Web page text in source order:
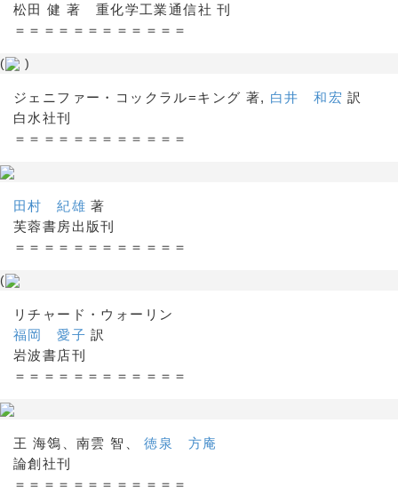
松田 健 著 重化学工業通信社 刊
＝＝＝＝＝＝＝＝＝＝＝＝
( )
ジェニファー・コックラル=キング 著, 白井 和宏 訳
白水社刊
＝＝＝＝＝＝＝＝＝＝＝＝
田村 紀雄 著
芙蓉書房出版刊
＝＝＝＝＝＝＝＝＝＝＝＝
(
リチャード・ウォーリン
福岡 愛子 訳
岩波書店刊
＝＝＝＝＝＝＝＝＝＝＝＝
王 海鴒、南雲 智、徳泉 方庵
論創社刊
＝＝＝＝＝＝＝＝＝＝＝＝